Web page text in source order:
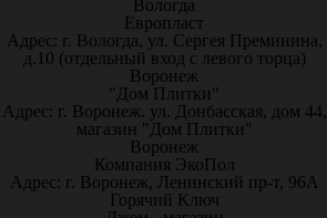
Вологда
Европласт
Адрес: г. Вологда, ул. Сергея Преминина,
д.10 (отдельный вход с левого торца)
Воронеж
"Дом Плитки"
Адрес: г. Воронеж. ул. Донбасская, дом 44,
магазин "Дом Плитки"
Воронеж
Компания ЭкоПол
Адрес: г. Воронеж, Ленинский пр-т, 96А
Горячий Ключ